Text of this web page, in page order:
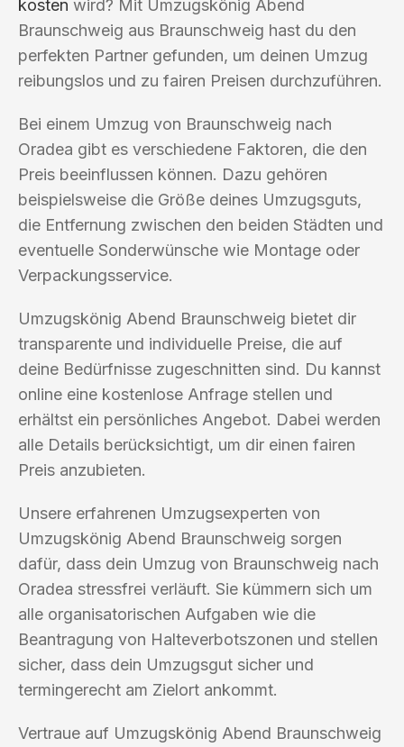
kosten wird? Mit Umzugskönig Abend
Braunschweig aus Braunschweig hast du den
perfekten Partner gefunden, um deinen Umzug
reibungslos und zu fairen Preisen durchzuführen.
Bei einem Umzug von Braunschweig nach
Oradea gibt es verschiedene Faktoren, die den
Preis beeinflussen können. Dazu gehören
beispielsweise die Größe deines Umzugsguts,
die Entfernung zwischen den beiden Städten und
eventuelle Sonderwünsche wie Montage oder
Verpackungsservice.
Umzugskönig Abend Braunschweig bietet dir
transparente und individuelle Preise, die auf
deine Bedürfnisse zugeschnitten sind. Du kannst
online eine kostenlose Anfrage stellen und
erhältst ein persönliches Angebot. Dabei werden
alle Details berücksichtigt, um dir einen fairen
Preis anzubieten.
Unsere erfahrenen Umzugsexperten von
Umzugskönig Abend Braunschweig sorgen
dafür, dass dein Umzug von Braunschweig nach
Oradea stressfrei verläuft. Sie kümmern sich um
alle organisatorischen Aufgaben wie die
Beantragung von Halteverbotszonen und stellen
sicher, dass dein Umzugsgut sicher und
termingerecht am Zielort ankommt.
Vertraue auf Umzugskönig Abend Braunschweig